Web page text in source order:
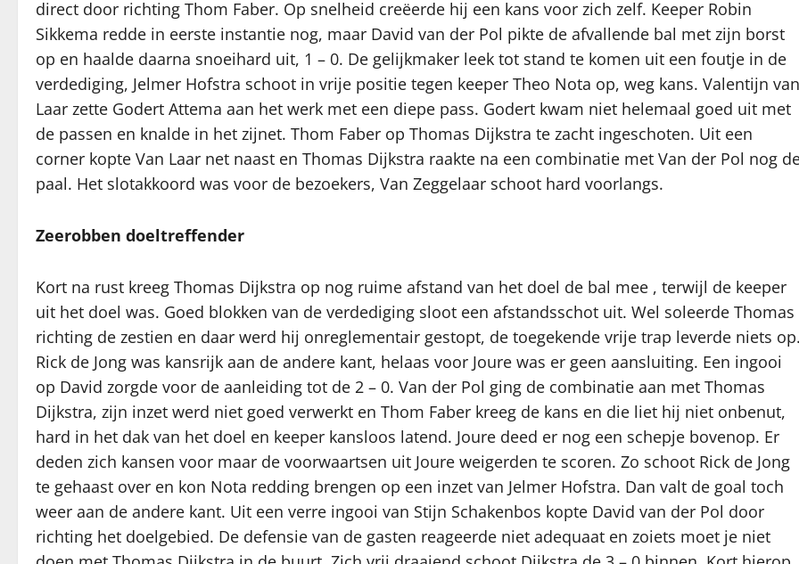
direct door richting Thom Faber. Op snelheid creëerde hij een kans voor zich zelf. Keeper Robin
Sikkema redde in eerste instantie nog, maar David van der Pol pikte de afvallende bal met zijn borst
op en haalde daarna snoeihard uit, 1 – 0. De gelijkmaker leek tot stand te komen uit een foutje in de
verdediging, Jelmer Hofstra schoot in vrije positie tegen keeper Theo Nota op, weg kans. Valentijn van
Laar zette Godert Attema aan het werk met een diepe pass. Godert kwam niet helemaal goed uit met
de passen en knalde in het zijnet. Thom Faber op Thomas Dijkstra te zacht ingeschoten. Uit een
corner kopte Van Laar net naast en Thomas Dijkstra raakte na een combinatie met Van der Pol nog
paal. Het slotakkoord was voor de bezoekers, Van Zeggelaar schoot hard voorlangs.
Zeerobben doeltreffender
Kort na rust kreeg Thomas Dijkstra op nog ruime afstand van het doel de bal mee , terwijl de keeper
uit het doel was. Goed blokken van de verdediging sloot een afstandsschot uit. Wel soleerde Thomas
richting de zestien en daar werd hij onreglementair gestopt, de toegekende vrije trap leverde niets
Rick de Jong was kansrijk aan de andere kant, helaas voor Joure was er geen aansluiting. Een ingooi
op David zorgde voor de aanleiding tot de 2 – 0. Van der Pol ging de combinatie aan met Thomas
Dijkstra, zijn inzet werd niet goed verwerkt en Thom Faber kreeg de kans en die liet hij niet onbenut,
hard in het dak van het doel en keeper kansloos latend. Joure deed er nog een schepje bovenop. Er
deden zich kansen voor maar de voorwaartsen uit Joure weigerden te scoren. Zo schoot Rick de Jong
te gehaast over en kon Nota redding brengen op een inzet van Jelmer Hofstra. Dan valt de goal toch
weer aan de andere kant. Uit een verre ingooi van Stijn Schakenbos kopte David van der Pol door
richting het doelgebied. De defensie van de gasten reageerde niet adequaat en zoiets moet je niet